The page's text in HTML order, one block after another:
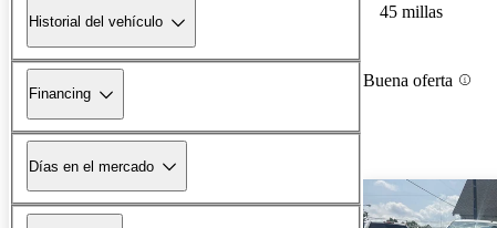
Historial del vehículo
Financing
Días en el mercado
45 millas
Buena oferta